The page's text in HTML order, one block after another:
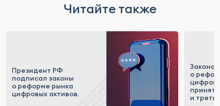
Читайте также
Президент РФ
подписал законы
о реформе рынка
цифровых активов.
о
и